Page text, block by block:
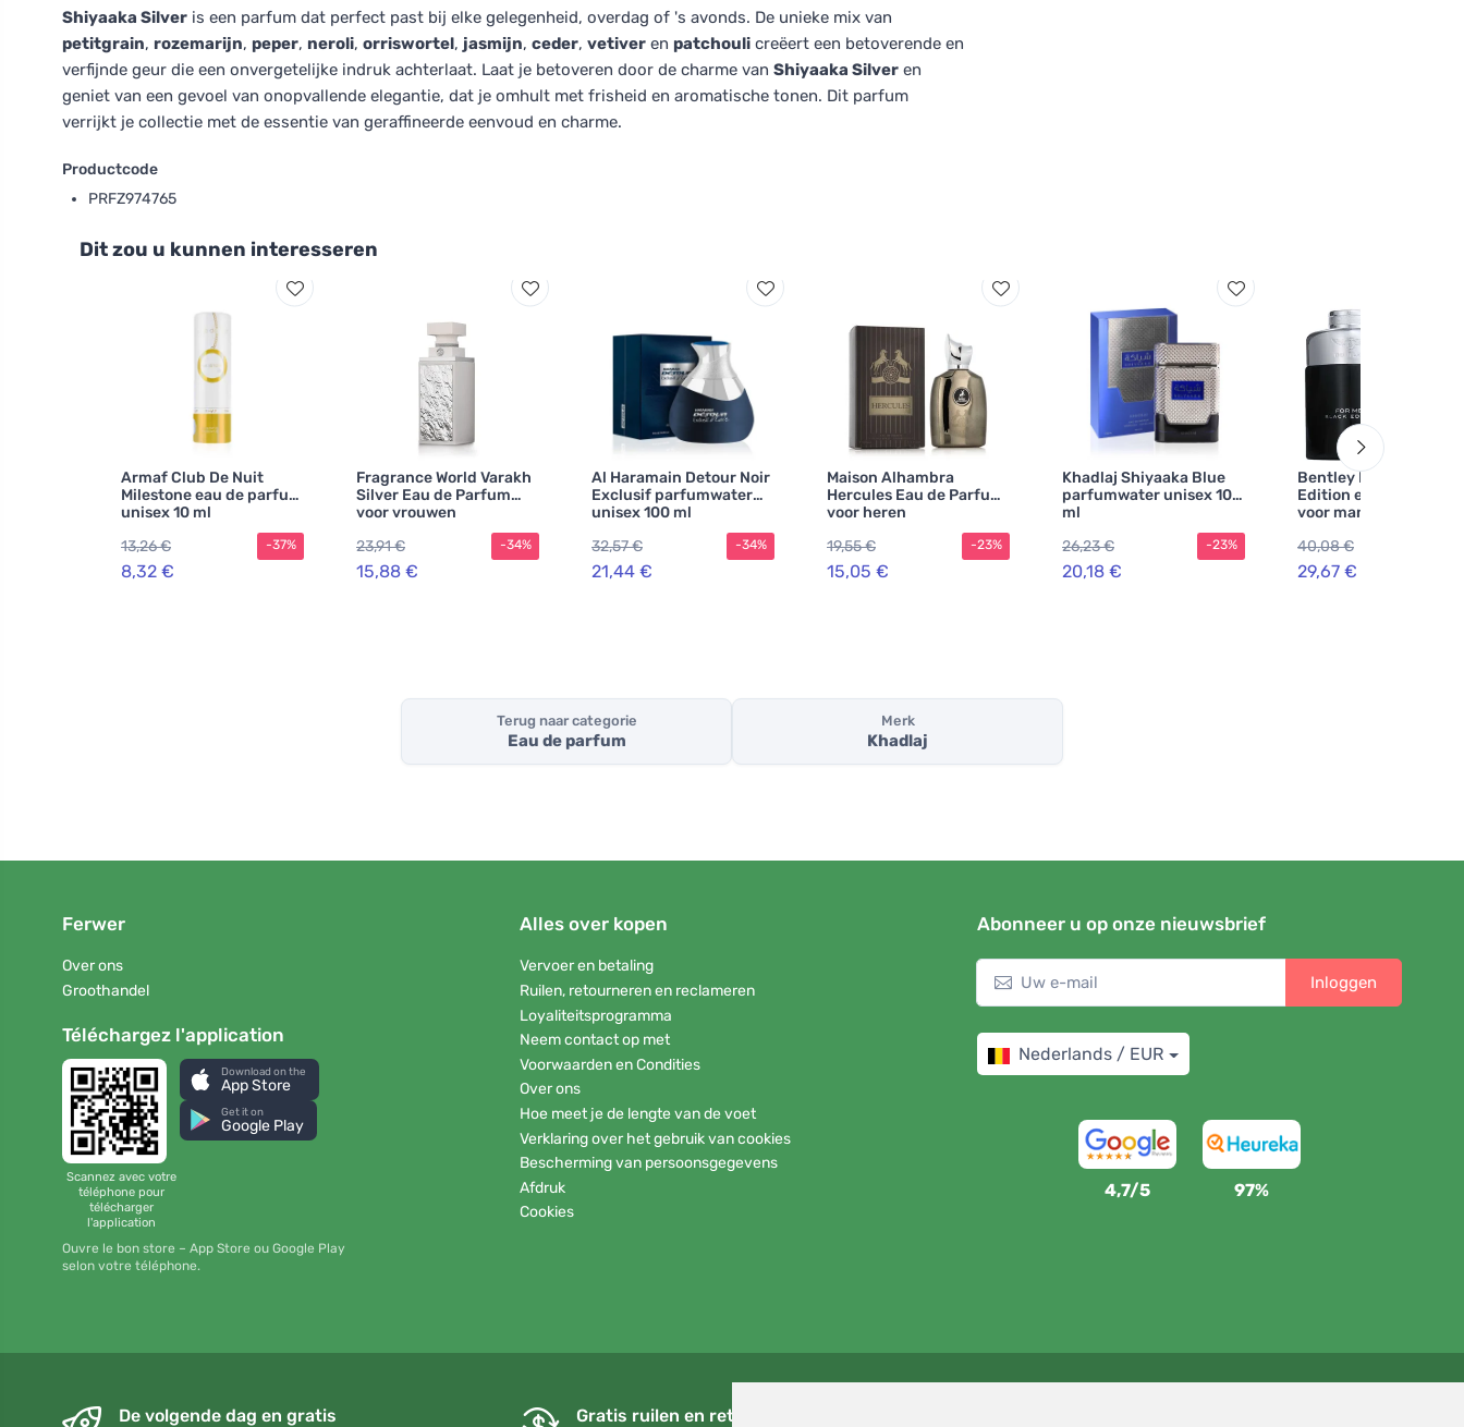
Shiyaaka Silver is een parfum dat perfect past bij elke gelegenheid, overdag of 's avonds. De unieke mix van
petitgrain, rozemarijn, peper, neroli, orriswortel, jasmijn, ceder, vetiver en patchouli creëert een betoverende en
verfijnde geur die een onvergetelijke indruk achterlaat. Laat je betoveren door de charme van Shiyaaka Silver en
geniet van een gevoel van onopvallende elegantie, dat je omhult met frisheid en aromatische tonen. Dit parfum
verrijkt je collectie met de essentie van geraffineerde eenvoud en charme.
Productcode
PRFZ974765
Dit zou u kunnen interesseren
Armaf Club De Nuit
Milestone eau de parfum
unisex 10 ml
13,26 €
8,32 €
-37%
Fragrance World Varakh
Silver Eau de Parfum
voor vrouwen
23,91 €
15,88 €
-34%
Al Haramain Detour Noir
Exclusif parfumwater
unisex 100 ml
32,57 €
21,44 €
-34%
Maison Alhambra
Hercules Eau de Parfum
voor heren
19,55 €
15,05 €
-23%
Khadlaj Shiyaaka Blue
parfumwater unisex 100
ml
26,23 €
20,18 €
-23%
Bentley For Men Black
Edition eau de parfum
voor mannen 100 ml
40,08 €
29,67 €
Terug naar categorie
Eau de parfum
Merk
Khadlaj
Ferwer
Over ons
Groothandel
Téléchargez l'application
Scannez avec votre
téléphone pour
télécharger
l'application
Download on the
App Store
Get it on
Google Play
Ouvre le bon store – App Store ou Google Play
selon votre téléphone.
Alles over kopen
Vervoer en betaling
Ruilen, retourneren en reclameren
Loyaliteitsprogramma
Neem contact op met
Voorwaarden en Condities
Over ons
Hoe meet je de lengte van de voet
Verklaring over het gebruik van cookies
Bescherming van persoonsgegevens
Afdruk
Cookies
Abonneer u op onze nieuwsbrief
Inloggen
Nederlands / EUR
4,7/5 97%
De volgende dag en gratis Gratis ruilen en retourneren